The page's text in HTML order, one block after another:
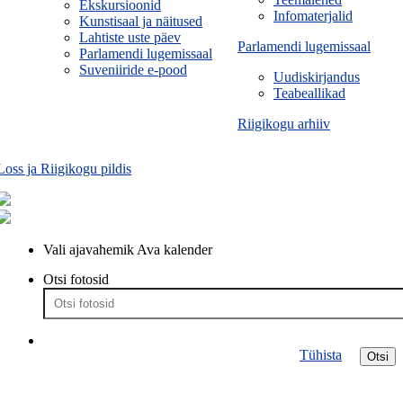
Infomaterjalid
Parlamendi lugemissaal
Uudiskirjandus
Teabeallikad
Riigikogu arhiiv
Ekskursioonid
Kunstisaal ja näitused
Lahtiste uste päev
Parlamendi lugemissaal
Suveniiride e-pood
ja Riigikogu pildis
Vali ajavahemik Ava kalender
Otsi fotosid
Otsi
Tühista